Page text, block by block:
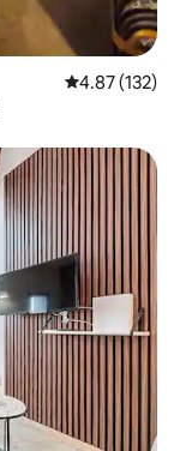
평점 4.87점(5
4.87 (132)